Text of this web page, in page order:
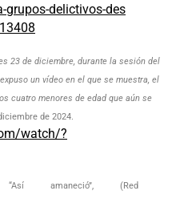
grupos-delictivos-des
23 de diciembre, durante la sesión del
un vídeo en el que se muestra, el
cuatro menores de edad que aún se
de 2024.
watch/?
“Así amaneció”, (Red